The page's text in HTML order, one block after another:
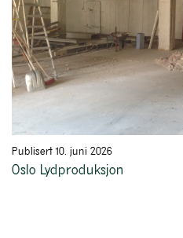
Publisert 10. juni 2026
Oslo Lydproduksjon